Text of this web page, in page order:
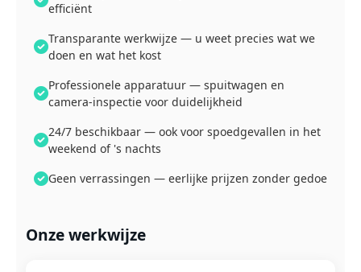
efficiënt
Transparante werkwijze — u weet precies wat we
doen en wat het kost
Professionele apparatuur — spuitwagen en
camera-inspectie voor duidelijkheid
24/7 beschikbaar — ook voor spoedgevallen in het
weekend of 's nachts
Geen verrassingen — eerlijke prijzen zonder gedoe
Onze werkwijze